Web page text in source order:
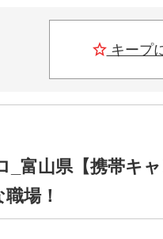
キープ
_富山県【携帯キ
場！